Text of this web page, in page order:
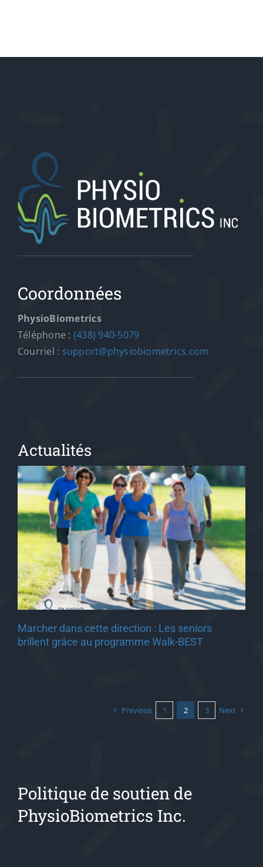
Coordonnées
PhysioBiometrics
Téléphone : (438) 940-5079
Courriel : support@physiobiometrics.com
Actualités
Marcher dans cette direction : Les seniors
brillent grâce au programme Walk-BEST
Previous 1 2 3 Next
Politique de soutien de
PhysioBiometrics Inc.